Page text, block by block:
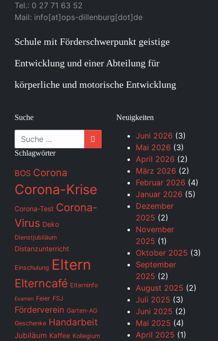
Tel.: 0 27 71 63 52
Mail: info[at]ops-dillenburg[dot]de
Schule mit Förderschwerpunkt geistige
Entwicklung und einer Abteilung für
körperliche und motorische Entwicklung
Suche
Suche
Schlagwörter
BOS Corona
Corona-Krise
Corona-Test Corona-
Virus Deko
Dienstjubiläum
Distanzunterricht
Einschulung Eltern
Elterncafé Elterninfo
Examen Feier FSJ
Förderverein Garten-AG
Geschenke Handarbeit
Jubiläum Kaffee Kollegium
Neuigkeiten
Juni 2026 (3)
Mai 2026 (3)
April 2026 (2)
März 2026 (2)
Februar 2026 (4)
Januar 2026 (5)
Dezember
2025 (2)
November
2025 (1)
Oktober 2025 (3)
September
2025 (2)
August 2025 (2)
Juli 2025 (3)
Juni 2025 (2)
Mai 2025 (4)
April 2025 (1)